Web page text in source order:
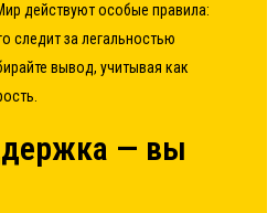
действуют особые правила:
следит за легальностью
вывод, учитывая как
— вы